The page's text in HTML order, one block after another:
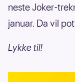
neste Joker-
januar. Da vil
Lykke til!